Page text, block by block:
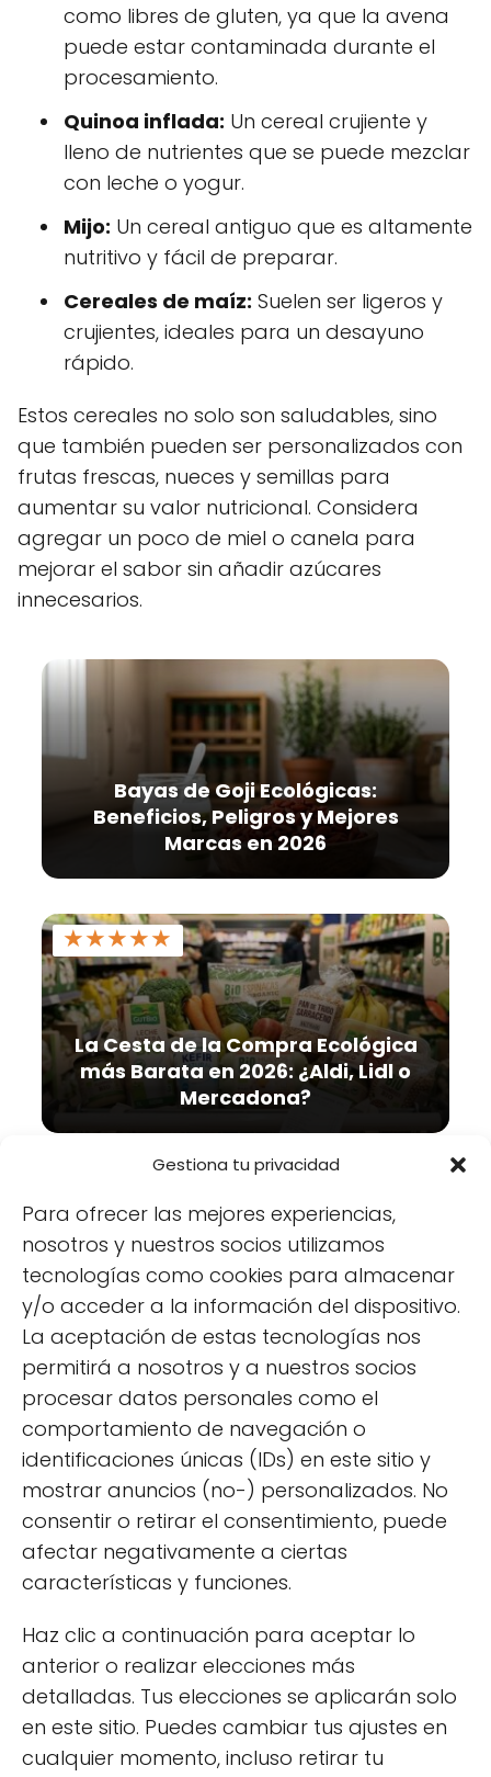
Gestiona tu privacidad
Para ofrecer las mejores experiencias,
nosotros y nuestros socios utilizamos
tecnologías como cookies para almacenar
y/o acceder a la información del dispositivo.
La aceptación de estas tecnologías nos
permitirá a nosotros y a nuestros socios
procesar datos personales como el
comportamiento de navegación o
identificaciones únicas (IDs) en este sitio y
mostrar anuncios (no-) personalizados. No
consentir o retirar el consentimiento, puede
afectar negativamente a ciertas
características y funciones.
Haz clic a continuación para aceptar lo
anterior o realizar elecciones más
detalladas. Tus elecciones se aplicarán solo
en este sitio. Puedes cambiar tus ajustes en
cualquier momento, incluso retirar tu
como libres de gluten, ya que la avena
puede estar contaminada durante el
procesamiento.
Quinoa inflada: Un cereal crujiente y
lleno de nutrientes que se puede mezclar
con leche o yogur.
Mijo: Un cereal antiguo que es altamente
nutritivo y fácil de preparar.
Cereales de maíz: Suelen ser ligeros y
crujientes, ideales para un desayuno
rápido.
Estos cereales no solo son saludables, sino
que también pueden ser personalizados con
frutas frescas, nueces y semillas para
aumentar su valor nutricional. Considera
agregar un poco de miel o canela para
mejorar el sabor sin añadir azúcares
innecesarios.
Bayas de Goji Ecológicas:
Beneficios, Peligros y Mejores
Marcas en 2026
★★★★★
La Cesta de la Compra Ecológica
más Barata en 2026: ¿Aldi, Lidl o
Mercadona?
Mejores Leches Ecológicas 2026:
Ranking OCU y el "Veredicto" de
los Supermercados
Cereales sin gluten
disponibles en Mercadona
Mercadona es uno de los supermercados
más populares en España y ofrece una
variedad decereales sin gluten. Entre las
opciones más destacadas se encuentran: